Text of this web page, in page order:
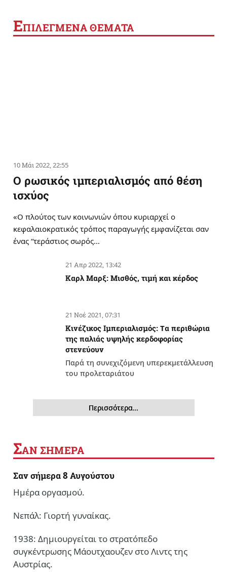
ΕΠΙΛΕΓΜΕΝΑ ΘΕΜΑΤΑ
10 Μάι 2022, 22:55
Ο ρωσικός ιμπεριαλισμός από θέση
ισχύος
«Ο πλούτος των κοινωνιών όπου κυριαρχεί ο
κεφαλαιοκρατικός τρόπος παραγωγής εμφανίζεται σαν
ένας “τεράστιος σωρός…
21 Απρ 2022, 13:42
Καρλ Μαρξ: Μισθός, τιμή και κέρδος
21 Νοέ 2021, 07:31
Κινέζικος Ιμπεριαλισμός: Tα περιθώρια
της παλιάς υψηλής κερδοφορίας
στενεύουν
Παρά τη συνεχιζόμενη υπερεκμετάλλευση
του προλεταριάτου
Περισσότερα…
ΣΑΝ ΣΗΜΕΡΑ
Σαν σήμερα 8 Αυγούστου
Ημέρα οργασμού.
Νεπάλ: Γιορτή γυναίκας.
1938: Δημιουργείται το στρατόπεδο
συγκέντρωσης Μάουτχαουζεν στο Λιντς της
Αυστρίας.